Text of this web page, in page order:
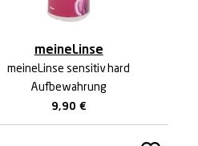
meineLinse
meineLinse sensitiv hard
Aufbewahrung
9,90 €